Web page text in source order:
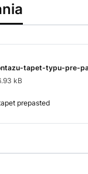
tapet-typu-pre-
kB
prepasted